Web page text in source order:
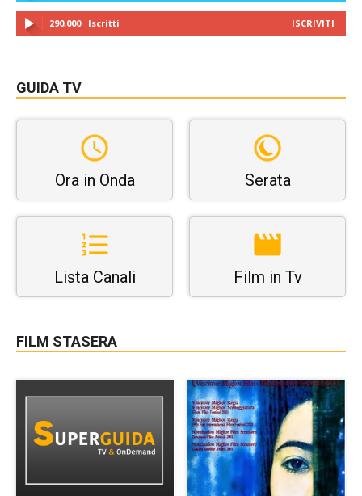
290,000 Iscritti ISCRIVITI
GUIDA TV
Ora in Onda Serata
Lista Canali Film in Tv
FILM STASERA